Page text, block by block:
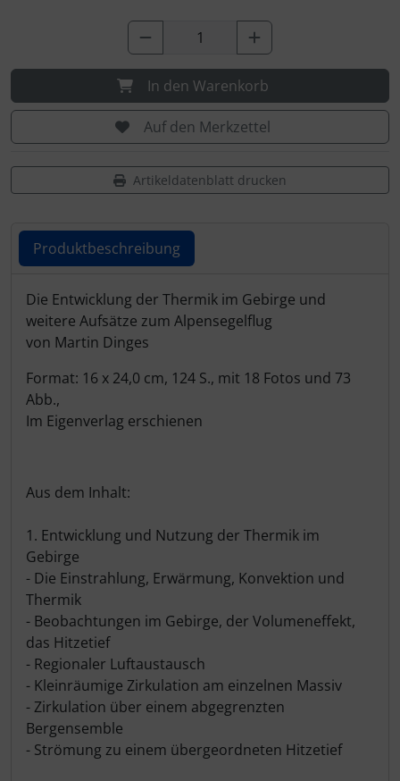
In den Warenkorb
Auf den Merkzettel
Artikeldatenblatt drucken
Produktbeschreibung
Produktbeschreibung
Die Entwicklung der Thermik im Gebirge und
weitere Aufsätze zum Alpensegelflug
von Martin Dinges
Format: 16 x 24,0 cm, 124 S., mit 18 Fotos und 73
Abb.,
Im Eigenverlag erschienen
Aus dem Inhalt:
1. Entwicklung und Nutzung der Thermik im
Gebirge
- Die Einstrahlung, Erwärmung, Konvektion und
Thermik
- Beobachtungen im Gebirge, der Volumeneffekt,
das Hitzetief
- Regionaler Luftaustausch
- Kleinräumige Zirkulation am einzelnen Massiv
- Zirkulation über einem abgegrenzten
Bergensemble
- Strömung zu einem übergeordneten Hitzetief
Navigation
Reifen, Schläuche und Co.
Sauerstoff, Gas und Feuer
Schrauben, Muttern & Co.
Schutz und Pflege
Schutztaschen Interieur
Warn- und Schutzfolien
Sonstiges
Schlüsselanhänger
Taschen
3D Reliefkarten